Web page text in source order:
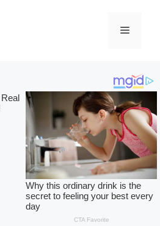
Menu